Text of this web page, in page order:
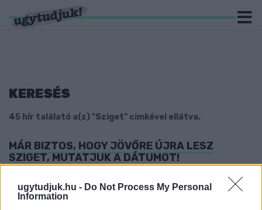
ugytudjuk.hu - Do Not Process My Personal
Information
KERESÉS
45 hír találató a(z) "Sziget" cimkével ellátva.
MÁR BIZTOS, HOGY JÖVŐRE ÚJRA LESZ
SZIGET, MUTATJUK A DÁTUMOT!
2022-ben visszatér a Sziget Fesztivál.
KEVÉS A 3,5 MILLIÁRD FORINT: EGYELŐRE NEM